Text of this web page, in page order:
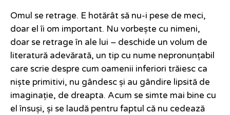
Omul se retrage. E hotărât să nu-i pese de meci,
doar el îi om important. Nu vorbește cu nimeni,
doar se retrage în ale lui – deschide un volum de
literatură adevărată, un tip cu nume nepronunțabil
care scrie despre cum oamenii inferiori trăiesc ca
niște primitivi, nu gândesc și au gândire lipsită de
imaginație, de dreapta. Acum se simte mai bine cu
el însuși, și se laudă pentru faptul că nu cedează